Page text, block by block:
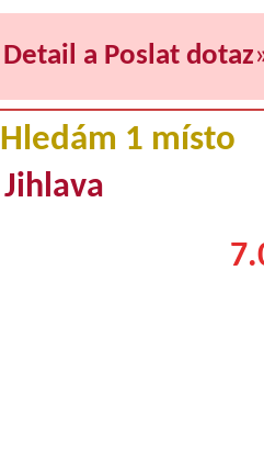
Detail a Poslat dotaz
Hledám 1 místo
Jihlava